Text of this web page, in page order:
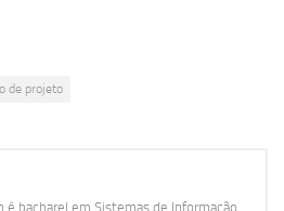
de projeto
é bacharel em Sistemas de Informação